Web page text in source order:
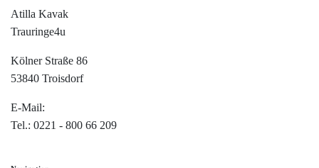
Atilla Kavak
Trauringe4u
Kölner Straße 86
53840 Troisdorf
E-Mail:
Tel.: 0221 - 800 66 209